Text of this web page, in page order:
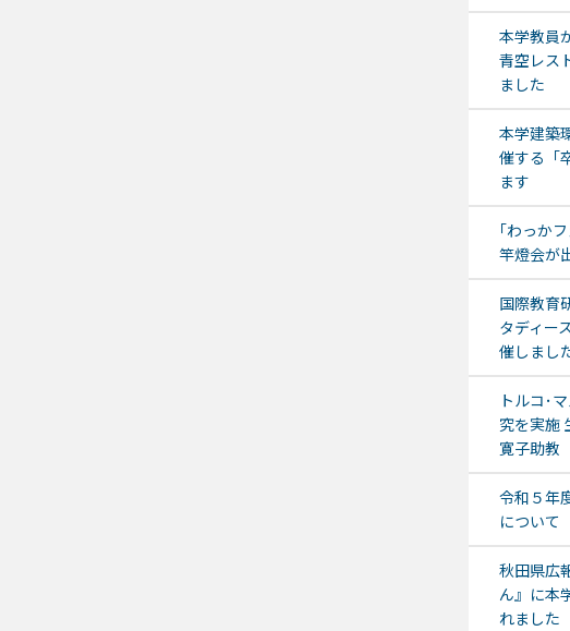
本学教員
青空レス
ました
本学建築
催する「
ます
｢わっか
竿燈会が
国際教育
タディー
催しまし
トルコ･
究を実施
寛子助教
令和５年
について
秋田県広
ん』に本
れました